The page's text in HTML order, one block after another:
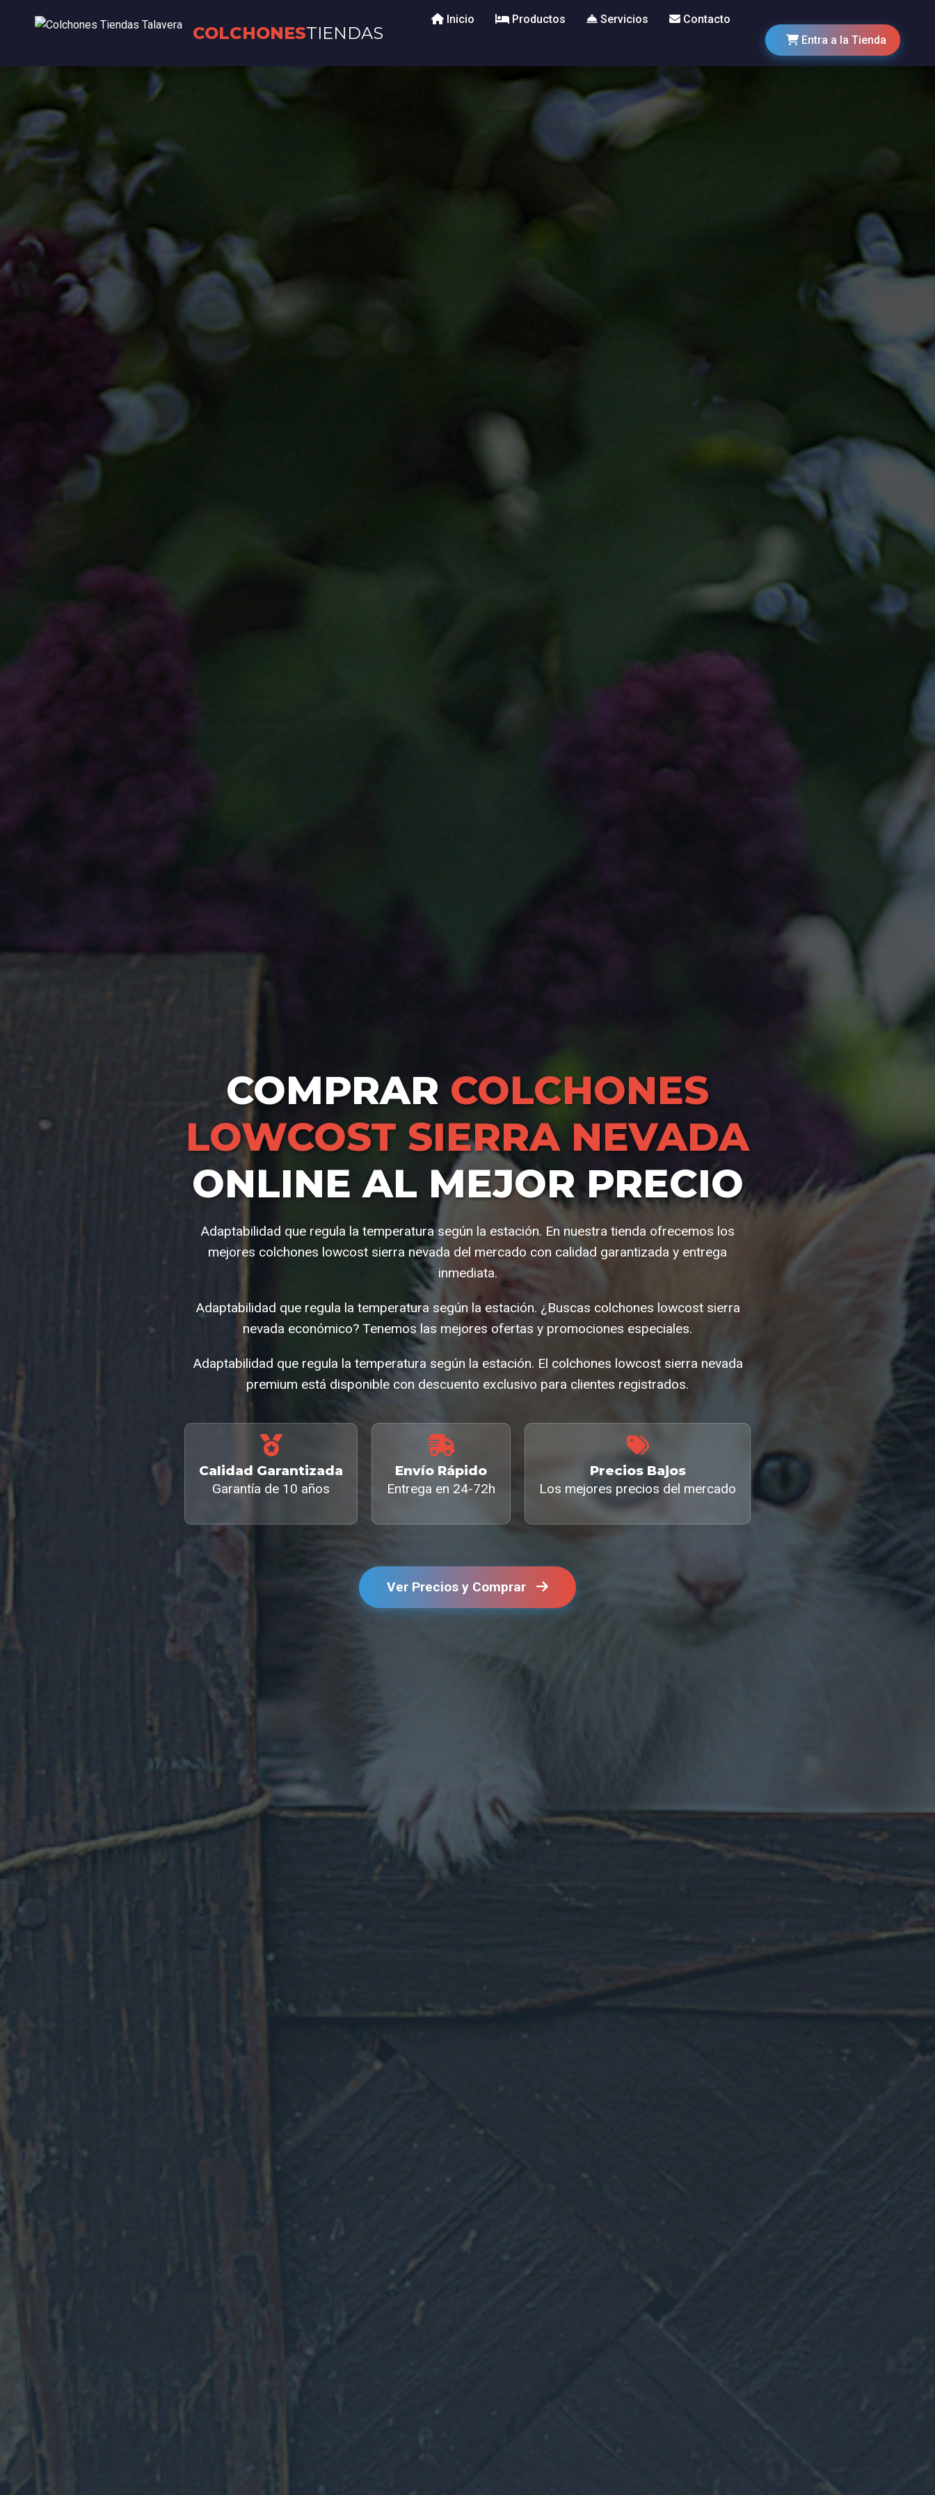
COLCHONESTIENDAS
Inicio Productos Servicios
Contacto
Entra a la Tienda
COMPRAR COLCHONES
LOWCOST SIERRA NEVADA
ONLINE AL MEJOR PRECIO
Adaptabilidad que regula la temperatura según la estación. En nuestra tienda ofrecemos los
mejores colchones lowcost sierra nevada del mercado con calidad garantizada y entrega
inmediata.
Adaptabilidad que regula la temperatura según la estación. ¿Buscas colchones lowcost sierra
nevada económico? Tenemos las mejores ofertas y promociones especiales.
Adaptabilidad que regula la temperatura según la estación. El colchones lowcost sierra nevada
premium está disponible con descuento exclusivo para clientes registrados.
Calidad Garantizada
Garantía de 10 años
Envío Rápido
Entrega en 24-72h
Precios Bajos
Los mejores precios del mercado
Ver Precios y Comprar